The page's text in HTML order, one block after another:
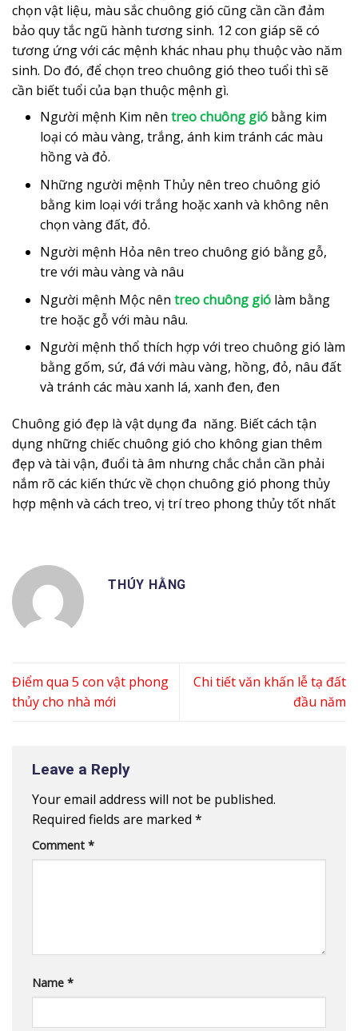
chọn vật liệu, màu sắc chuông gió cũng cần cần đảm
bảo quy tắc ngũ hành tương sinh. 12 con giáp sẽ có
tương ứng với các mệnh khác nhau phụ thuộc vào năm
sinh. Do đó, để chọn treo chuông gió theo tuổi thì sẽ
cần biết tuổi của bạn thuộc mệnh gì.
Người mệnh Kim nên treo chuông gió bằng kim
loại có màu vàng, trắng, ánh kim tránh các màu
hồng và đỏ.
Những người mệnh Thủy nên treo chuông gió
bằng kim loại với trắng hoặc xanh và không nên
chọn vàng đất, đỏ.
Người mệnh Hỏa nên treo chuông gió bằng gỗ,
tre với màu vàng và nâu
Người mệnh Mộc nên treo chuông gió làm bằng
tre hoặc gỗ với màu nâu.
Người mệnh thổ thích hợp với treo chuông gió làm
bằng gốm, sứ, đá với màu vàng, hồng, đỏ, nâu đất
và tránh các màu xanh lá, xanh đen, đen
Chuông gió đẹp là vật dụng đa năng. Biết cách tận
dụng những chiếc chuông gió cho không gian thêm
đẹp và tài vận, đuổi tà âm nhưng chắc chắn cần phải
nắm rõ các kiến thức về chọn chuông gió phong thủy
hợp mệnh và cách treo, vị trí treo phong thủy tốt nhất
THÚY HẰNG
Điểm qua 5 con vật phong
thủy cho nhà mới
Chi tiết văn khấn lễ tạ đất
đầu năm
Leave a Reply
Your email address will not be published.
Required fields are marked *
Comment *
Name *